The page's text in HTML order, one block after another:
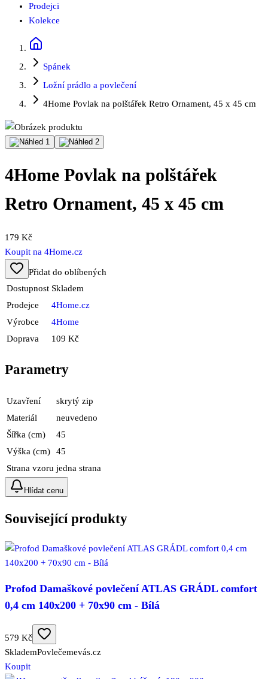
Prodejci
Kolekce
Spánek
Ložní prádlo a povlečení
4Home Povlak na polštářek Retro Ornament, 45 x 45 cm
4Home Povlak na polštářek
Retro Ornament, 45 x 45 cm
179 Kč
Koupit na 4Home.cz
Přidat do oblíbených
Dostupnost Skladem
Prodejce
4Home.cz
Výrobce
4Home
Doprava
109 Kč
Parametry
Uzavření
skrytý zip
Materiál
neuvedeno
Šířka (cm)
45
Výška (cm)
45
Strana vzoru jedna strana
Hlídat cenu
Související produkty
Profod Damaškové povlečení ATLAS GRÁDL comfort
0,4 cm 140x200 + 70x90 cm - Bílá
579 Kč
SklademPovlečemevás.cz
Koupit